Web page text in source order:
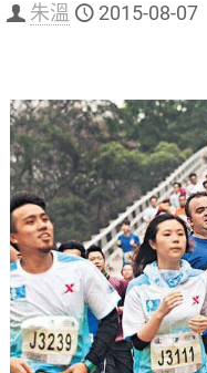
朱溫 2015-08-07